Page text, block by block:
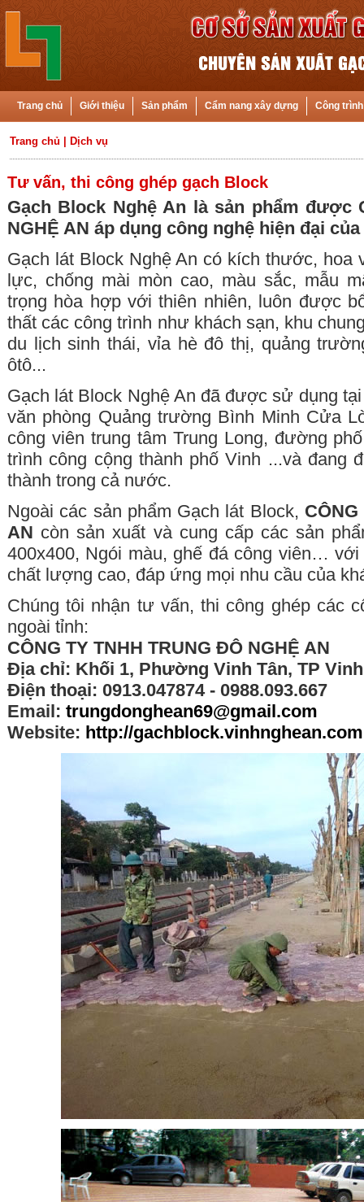
Trang chủ Giới thiệu Sản phẩm Cẩm nang xây dựng Công
Trang chủ Dịch vụ
Tư vấn, thi công ghép gạch Block
Gạch Block Nghệ An là sản phẩm được
NGHỆ AN áp dụng công nghệ hiện đại của
Gạch lát Block Nghệ An có kích thước, hoa
lực, chống mài mòn cao, màu sắc, mẫu
trọng hòa hợp với thiên nhiên, luôn được
thất các công trình như khách sạn, khu
du lịch sinh thái, vỉa hè đô thị, quảng
ôtô...
Gạch lát Block Nghệ An đã được sử dụng
văn phòng Quảng trường Bình Minh Cửa
công viên trung tâm Trung Long, đường
trình công cộng thành phố Vinh ...và đang
thành trong cả nước.
Ngoài các sản phẩm Gạch lát Block,
AN còn sản xuất và cung cấp các sản
400x400, Ngói màu, ghế đá công viên…
chất lượng cao, đáp ứng mọi nhu cầu của
Chúng tôi nhận tư vấn, thi công ghép các
ngoài tỉnh:
CÔNG TY TNHH TRUNG ĐÔ NGHỆ AN
Địa chỉ: Khối 1, Phường Vinh Tân, TP
Điện thoại: 0913.047874 - 0988.093.667
Email: trungdonghean69@gmail.com
Website: http://gachblock.vinhnghean.com